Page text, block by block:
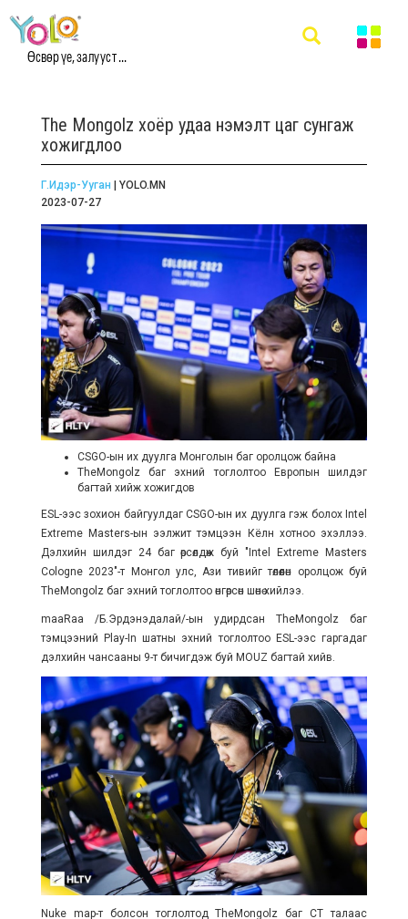
Өсвөр үе, залууст ...
The Mongolz хоёр удаа нэмэлт цаг сунгаж
хожигдлоо
Г.Идэр-Ууган | YOLO.MN
2023-07-27
CSGO-ын их дуулга Монголын баг оролцож байна
TheMongolz баг эхний тоглолтоо Европын шилдэг
багтай хийж хожигдов
ESL-ээс зохион байгуулдаг CSGO-ын их дуулга гэж болох Intel
Extreme Masters-ын ээлжит тэмцээн Кёлн хотноо эхэллээ.
Дэлхийн шилдэг 24 баг өрсөлдөж буй "Intel Extreme Masters
Cologne 2023"-т Монгол улс, Ази тивийг төлөөлөн оролцож буй
TheMongolz баг эхний тоглолтоо өнгөрсөн шөнө хийлээ.
maaRaa /Б.Эрдэнэдалай/-ын удирдсан TheMongolz баг
тэмцээний Play-In шатны эхний тоглолтоо ESL-ээс гаргадаг
дэлхийн чансааны 9-т бичигдэж буй MOUZ багтай хийв.
Nuke map-т болсон тоглолтод TheMongolz баг CT талаас